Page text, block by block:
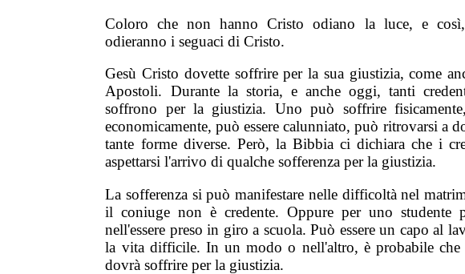
Coloro che non hanno Cristo odiano la luce, e
odieranno i seguaci di Cristo.
Gesù Cristo dovette soffrire per la sua giustizia, come
Apostoli. Durante la storia, e anche oggi, tanti
soffrono per la giustizia. Uno può soffrire
economicamente, può essere calunniato, può ritrovarsi a
tante forme diverse. Però, la Bibbia ci dichiara che i
aspettarsi l'arrivo di qualche sofferenza per la giustizia.
La sofferenza si può manifestare nelle difficoltà nel
il coniuge non è credente. Oppure per uno studente
nell'essere preso in giro a scuola. Può essere un capo al
la vita difficile. In un modo o nell'altro, è probabile che
dovrà soffrire per la giustizia.